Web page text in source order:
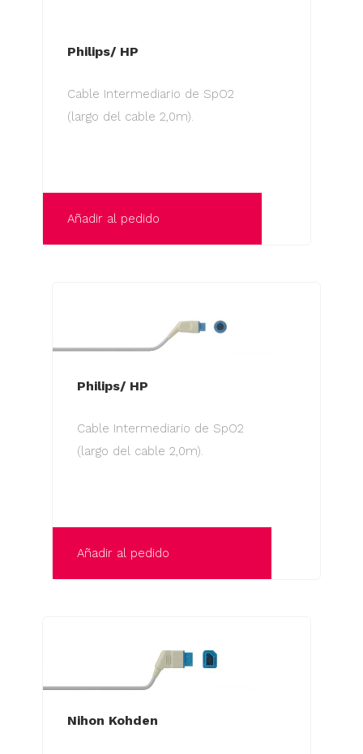
Philips/ HP
Cable Intermediario de SpO2
(largo del cable 2,0m).
Añadir al pedido
Philips/ HP
Cable Intermediario de SpO2
(largo del cable 2,0m).
Añadir al pedido
Nihon Kohden